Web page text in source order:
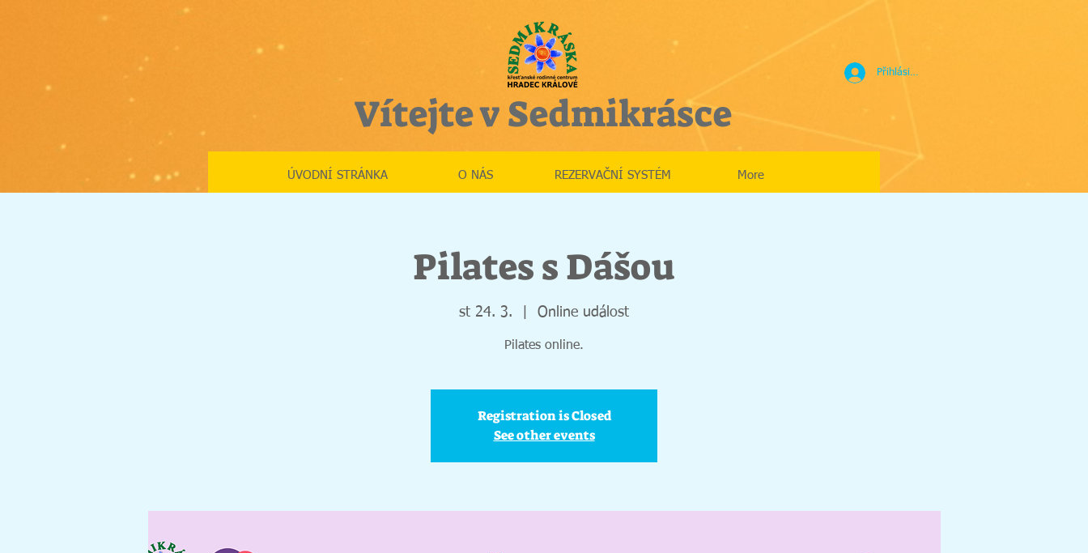
Přihlásit se
Vítejte v Sedmikrásce
ÚVODNÍ STRÁNKA O NÁS REZERVAČNÍ SYSTÉM More
Pilates s Dášou
st 24. 3. Online událost
Registration is Closed
See other events